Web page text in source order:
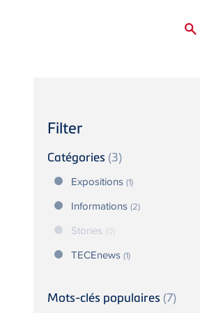
Filter
Catégories (3)
Expositions (1)
Informations (2)
Stories (0)
TECEnews (1)
Mots-clés populaires (7)